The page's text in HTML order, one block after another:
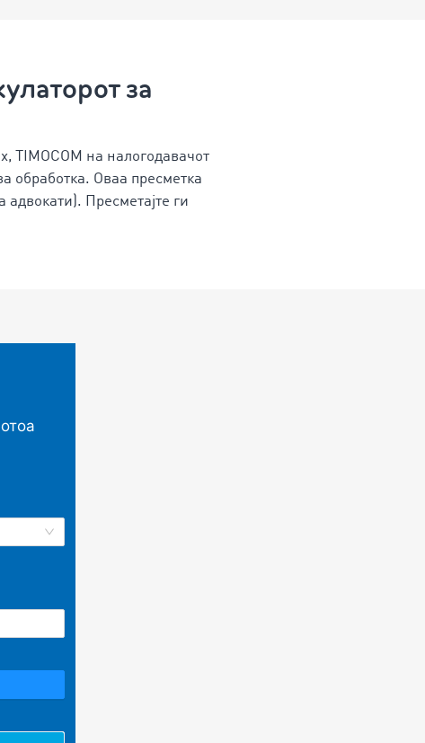
за
TIMOCOM на налогодавачот
обработка. Оваа пресметка
Пресметајте ги